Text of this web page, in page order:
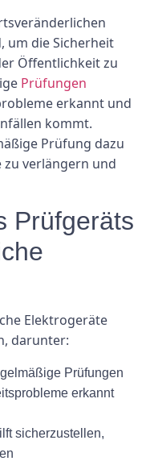
um die Sicherheit
Öffentlichkeit zu
Prüfungen
erkannt und
kommt.
Prüfung dazu
zu verlängern und
Prüfgeräts
Elektrogeräte
darunter:
Prüfungen
erkannt
sicherzustellen,